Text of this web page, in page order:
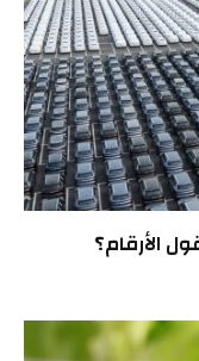
الأرقام؟